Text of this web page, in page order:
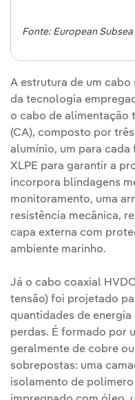
Fonte: European
A estrutura de um cabo
da tecnologia
o cabo de alimentação
(CA), composto por
alumínio, um para
XLPE para garantir a
incorpora blindagens
monitoramento, uma
resistência mecânica,
capa externa com
ambiente marinho.
Já o cabo coaxial
tensão) foi projetado
quantidades de
perdas. É formado por
geralmente de cobre
sobrepostas: uma
isolamento de